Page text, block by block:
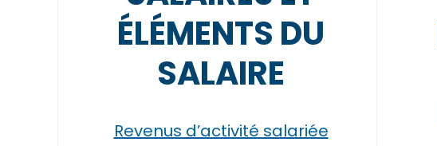
ÉLÉMENTS DU
SALAIRE
Revenus d’activité salariée